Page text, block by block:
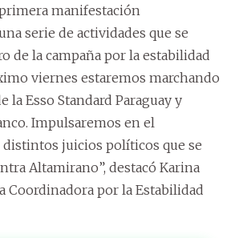
primera manifestación
serie de actividades que se
de la campaña por la estabilidad
viernes estaremos marchando
la Esso Standard Paraguay y
Impulsaremos en el
juicios políticos que se
Altamirano”, destacó Karina
Coordinadora por la Estabilidad